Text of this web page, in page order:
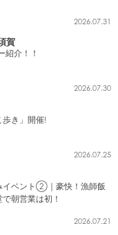
2026.07.31
賀
紹介！！
2026.07.30
き」開催!
2026.07.25
イベント②｜豪快！漁師飯
朝営業は初！
2026.07.21